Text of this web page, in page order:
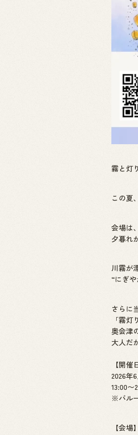
霧と灯
この夏
会場は
夕暮れ
川霧が
“にぎ
さらに
「霧
奥会津
大人だ
【開催
2026年
13:00〜
※バル
【会場】